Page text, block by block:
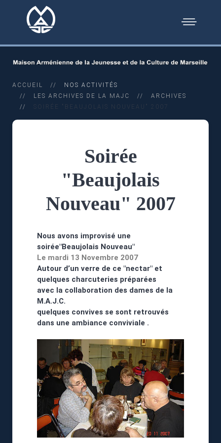
ACCUEIL
NOS ACTIVITÉS
LES ARCHIVES DE LA MAJC
ARCHIVES
SOIRÉE "BEAUJOLAIS NOUVEAU" 2007
Soirée
"Beaujolais
Nouveau" 2007
Nous avons improvisé une
soirée"Beaujolais Nouveau"
Le mardi 13 Novembre 2007
Autour d’un verre de ce "nectar" et
quelques charcuteries préparées
avec la collaboration des dames de la
M.A.J.C.
quelques convives se sont retrouvés
dans une ambiance conviviale .